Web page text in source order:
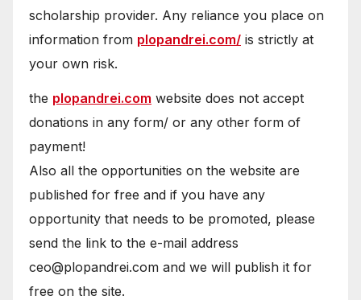
scholarship provider. Any reliance you place on
information from plopandrei.com/ is strictly at
your own risk.
the plopandrei.com website does not accept
donations in any form/ or any other form of
payment!
Also all the opportunities on the website are
published for free and if you have any
opportunity that needs to be promoted, please
send the link to the e-mail address
ceo@plopandrei.com and we will publish it for
free on the site.